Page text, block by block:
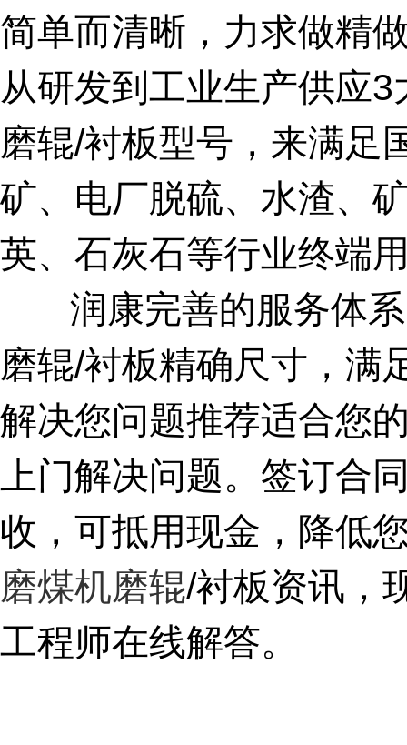
简单而清晰，力求做精
从研发到工业生产供应
磨辊/衬板型号，来满足
矿、电厂脱硫、水渣、
英、石灰石等行业终端
润康完善的服务体系
磨辊/衬板精确尺寸，满
解决您问题推荐适合您
上门解决问题。签订合
收，可抵用现金，降低
磨煤机磨辊/衬板资讯，
工程师在线解答。